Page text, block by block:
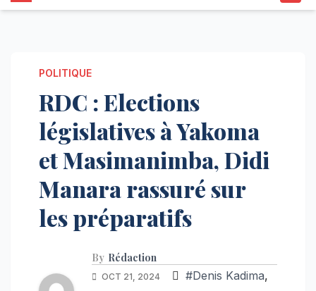
POLITIQUE
RDC : Elections
législatives à Yakoma
et Masimanimba, Didi
Manara rassuré sur
les préparatifs
By Rédaction
OCT 21, 2024 #Denis Kadima,